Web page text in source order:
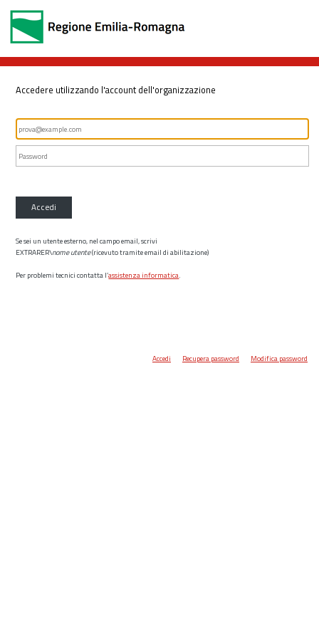
Accedere utilizzando l'account dell'organizzazione
Accedi
Se sei un utente esterno, nel campo email, scrivi
EXTRARER\nome utente(ricevuto tramite email di abilitazione)
Per problemi tecnici contatta l’assistenza informatica.
Accedi Recupera password Modifica password